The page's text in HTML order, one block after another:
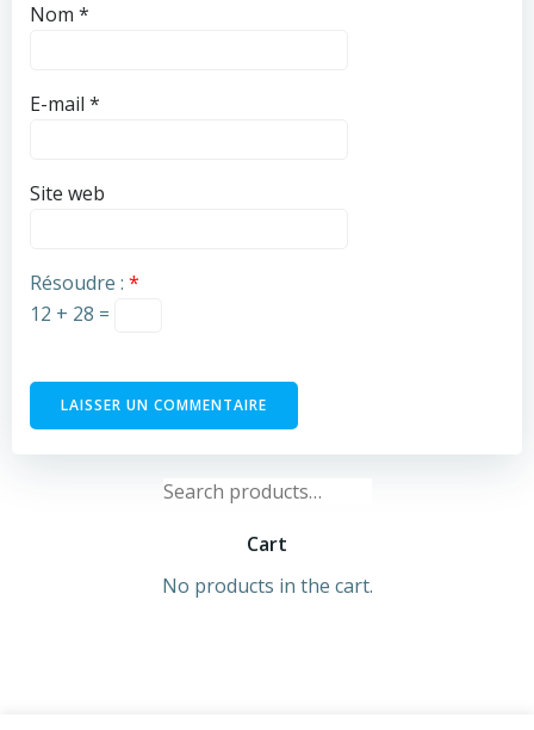
Nom *
E-mail *
Site web
Résoudre : *
12 + 28 =
Search
Cart
No products in the cart.